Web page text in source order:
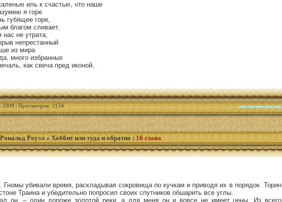
иль к счастью, что наше
я горе
губящее горе,
благом сливает.
не утрата,
непрестанный
из мира
много избранных
как свеча пред иконой,
| Просмотров: 2134
Роуэл » Хоббит или туда и обратно : 16 глава
Гномы убивали время, раскладывая сокровища по кучкам и приводя их в порядок. Торин
Траина и убедительно попросил своих спутников обшарить все углы.
он, – один дороже золотой реки, а для меня он и вовсе не имеет цены. Из всего